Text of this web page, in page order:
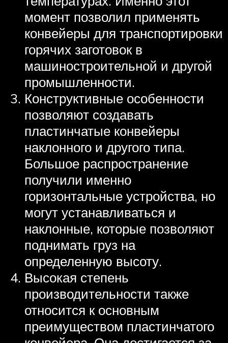
момент позволил применять
конвейеры для транспортировки
горячих заготовок в
машиностроительной и другой
промышленности.
Конструктивные особенности
позволяют создавать
пластинчатые конвейеры
наклонного и другого типа.
Большое распространение
получили именно
горизонтальные устройства, но
могут устанавливаться и
наклонные, которые позволяют
поднимать груз на
определенную высоту.
Высокая степень
производительности также
относится к основным
преимуществом пластинчатого